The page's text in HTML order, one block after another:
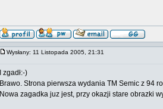
Wysłany: 11 Listopada 2005, 21:31
I zgadł:-)
Brawo. Strona pierwsza wydania TM Semic z 94
Nowa zagadka juz jest, przy okazji stare obrazki